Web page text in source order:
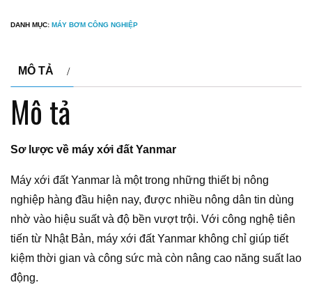
DANH MỤC: MÁY BƠM CÔNG NGHIỆP
MÔ TẢ
Mô tả
Sơ lược về máy xới đất Yanmar
Máy xới đất Yanmar là một trong những thiết bị nông
nghiệp hàng đầu hiện nay, được nhiều nông dân tin dùng
nhờ vào hiệu suất và độ bền vượt trội. Với công nghệ tiên
tiến từ Nhật Bản, máy xới đất Yanmar không chỉ giúp tiết
kiệm thời gian và công sức mà còn nâng cao năng suất lao
động.